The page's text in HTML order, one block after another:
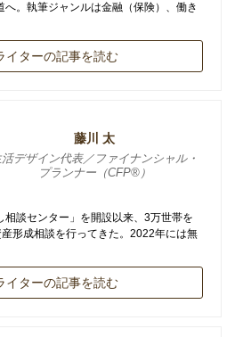
。執筆ジャンルは金融（保険）、働き
イターの記事を読む
藤川 太
活デザイン代表／ファイナンシャル・
プランナー（CFP®）
談センター」を開設以来、3万世帯を
形成相談を行ってきた。2022年には無
イターの記事を読む